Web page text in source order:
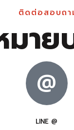
ติดต่อสอบถา
าย
@
LINE @